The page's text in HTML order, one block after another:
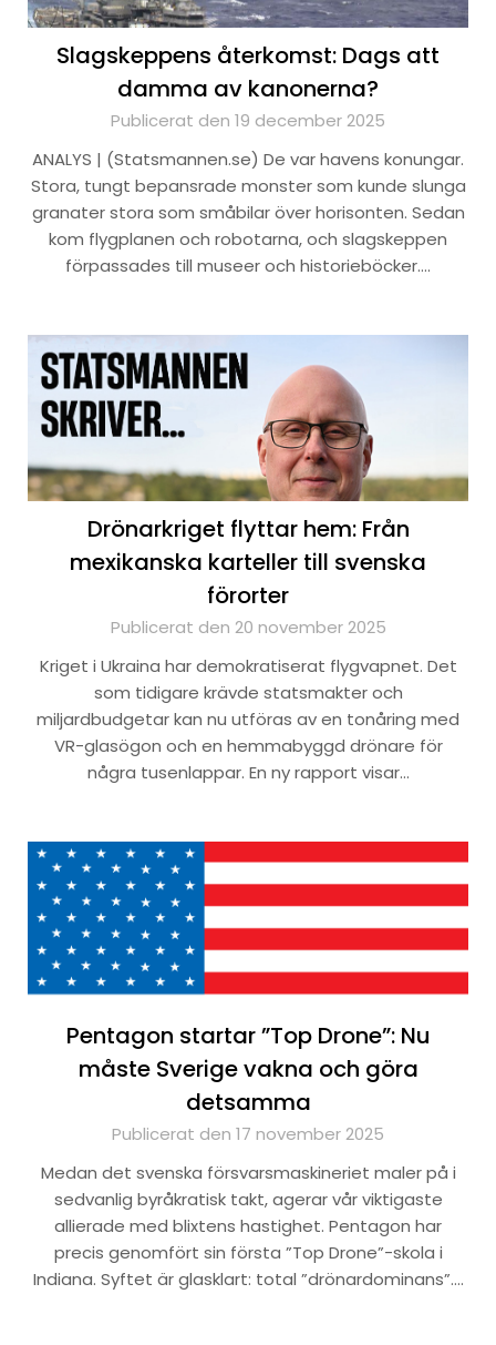
Slagskeppens återkomst: Dags att
damma av kanonerna?
Publicerat den 19 december 2025
ANALYS | (Statsmannen.se) De var havens konungar.
Stora, tungt bepansrade monster som kunde slunga
granater stora som småbilar över horisonten. Sedan
kom flygplanen och robotarna, och slagskeppen
förpassades till museer och historieböcker….
Drönarkriget flyttar hem: Från
mexikanska karteller till svenska
förorter
Publicerat den 20 november 2025
Kriget i Ukraina har demokratiserat flygvapnet. Det
som tidigare krävde statsmakter och
miljardbudgetar kan nu utföras av en tonåring med
VR-glasögon och en hemmabyggd drönare för
några tusenlappar. En ny rapport visar…
Pentagon startar ”Top Drone”: Nu
måste Sverige vakna och göra
detsamma
Publicerat den 17 november 2025
Medan det svenska försvarsmaskineriet maler på i
sedvanlig byråkratisk takt, agerar vår viktigaste
allierade med blixtens hastighet. Pentagon har
precis genomfört sin första ”Top Drone”-skola i
Indiana. Syftet är glasklart: total ”drönardominans”….